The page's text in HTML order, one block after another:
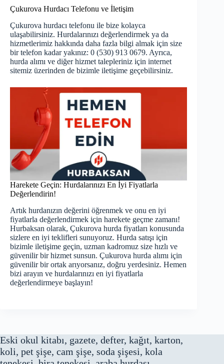
Çukurova Hurdacı Telefonu ve İletişim
Çukurova hurdacı telefonu ile bize kolayca
ulaşabilirsiniz. Hurdalarınızı değerlendirmek ya da
hizmetlerimiz hakkında daha fazla bilgi almak için size
bir telefon kadar yakınız: 0 (530) 913 0679. Ayrıca,
hurda alımı ve diğer hizmet talepleriniz için internet
sitemiz üzerinden de bizimle iletişime geçebilirsiniz.
Harekete Geçin: Hurdalarınızı En İyi Fiyatlarla
Değerlendirin!
Artık hurdanızın değerini öğrenmek ve onu en iyi
fiyatlarla değerlendirmek için harekete geçme zamanı!
Hurbaksan olarak, Çukurova hurda fiyatları konusunda
sizlere en iyi teklifleri sunuyoruz. Hurda satışı için
bizimle iletişime geçin, uzman kadromuz size hızlı ve
güvenilir bir hizmet sunsun. Çukurova hurda alımı için
güvenilir bir ortak arıyorsanız, doğru yerdesiniz. Hemen
bizi arayın ve hurdalarınızı en iyi fiyatlarla
değerlendirmeye başlayın!
Eski okul kitabı, gazete, defter, kağıt, karton,
koli, pet şişe, cam şişe, soda şişesi, kola